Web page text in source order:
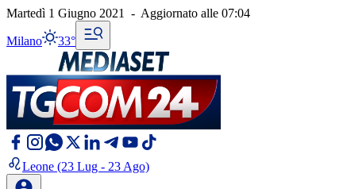
Martedì 1 Giugno 2021 - Aggiornato alle 07:04
Milano 33°
Leone (23 Lug - 23 Ago)